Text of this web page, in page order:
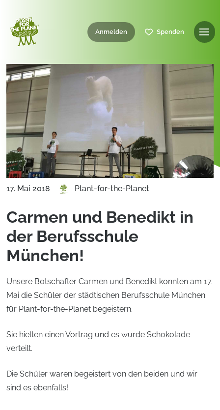
Anmelden Spenden
17. Mai 2018 Plant-for-the-Planet
Carmen und Benedikt in
der Berufsschule
München!
Unsere Botschafter Carmen und Benedikt konnten am 17.
Mai die Schüler der städtischen Berufsschule München
für Plant-for-the-Planet begeistern.
Sie hielten einen Vortrag und es wurde Schokolade
verteilt.
Die Schüler waren begeistert von den beiden und wir
sind es ebenfalls!